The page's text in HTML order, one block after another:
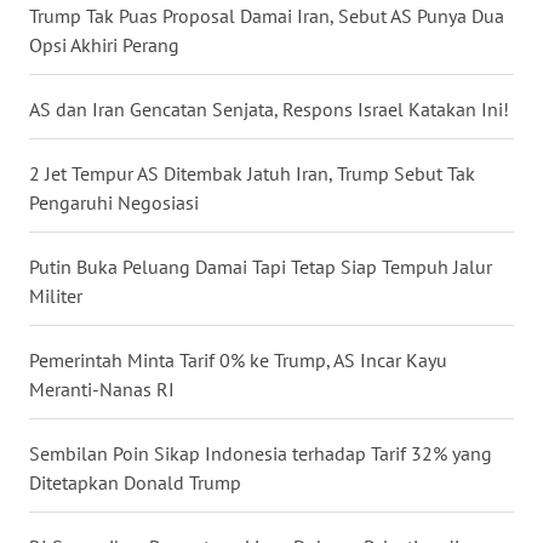
Trump Tak Puas Proposal Damai Iran, Sebut AS Punya Dua
Opsi Akhiri Perang
AS dan Iran Gencatan Senjata, Respons Israel Katakan Ini!
2 Jet Tempur AS Ditembak Jatuh Iran, Trump Sebut Tak
Pengaruhi Negosiasi
Putin Buka Peluang Damai Tapi Tetap Siap Tempuh Jalur
Militer
Pemerintah Minta Tarif 0% ke Trump, AS Incar Kayu
Meranti-Nanas RI
Sembilan Poin Sikap Indonesia terhadap Tarif 32% yang
Ditetapkan Donald Trump
WN
WN
SUMSEL
WN
BENGKULU
WN
LAMPUNG
WN
JATENG